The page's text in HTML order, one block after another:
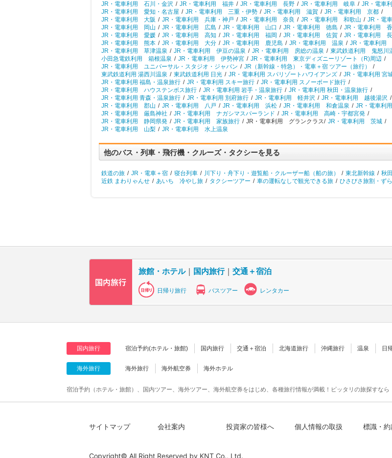
JR・電車利用 石川・金沢 / JR・電車利用 福井 / JR・電車利用 長野 / JR・電車利用 岐阜 / JR・電車
JR・電車利用 愛知・名古屋 / JR・電車利用 三重・伊勢 / JR・電車利用 滋賀 / JR・電車利用 京都 /
JR・電車利用 大阪 / JR・電車利用 兵庫・神戸 / JR・電車利用 奈良 / JR・電車利用 和歌山 / JR・電
JR・電車利用 岡山 / JR・電車利用 広島 / JR・電車利用 山口 / JR・電車利用 徳島 / JR・電車利用 香
JR・電車利用 愛媛 / JR・電車利用 高知 / JR・電車利用 福岡 / JR・電車利用 佐賀 / JR・電車利用
JR・電車利用 熊本 / JR・電車利用 大分 / JR・電車利用 鹿児島 / JR・電車利用 温泉 / JR・電車利用
JR・電車利用 草津温泉 / JR・電車利用 伊豆の温泉 / JR・電車利用 房総の温泉 / 東武鉄道利用 鬼怒川
小田急電鉄利用 箱根温泉 / JR・電車利用 伊勢神宮 / JR・電車利用 東京ディズニーリゾート（R)周辺 /
JR・電車利用 ユニバーサル・スタジオ・ジャパン / JR（新幹線・特急）・電車＋宿 ツアー（旅行）
/
東武鉄道利用 湯西川温泉 / 東武鉄道利用 日光 / JR・電車利用 スパリゾートハワイアンズ / JR・電車利用 宮
JR・電車利用 福島・温泉旅行 / JR・電車利用 スキー旅行 / JR・電車利用 スノーボード旅行 /
JR・電車利用 ハウステンボス旅行 / JR・電車利用 岩手・温泉旅行 / JR・電車利用 秋田・温泉旅行 /
JR・電車利用 青森・温泉旅行 / JR・電車利用 別府旅行 / JR・電車利用 軽井沢 / JR・電車利用 越後湯沢 /
JR・電車利用 郡山 / JR・電車利用 八戸 / JR・電車利用 浜松 / JR・電車利用 和倉温泉 / JR・電車利
JR・電車利用 厳島神社 / JR・電車利用 ナガシマスパーランド / JR・電車利用 高崎・宇都宮発 /
JR・電車利用 静岡県発 / JR・電車利用 家族旅行 / JR・電車利用 グランクラス/ JR・電車利用 茨城 /
JR・電車利用 山梨 / JR・電車利用 水上温泉
他のバス・列車・飛行機・クルーズ・タクシーを見る
鉄道の旅 / JR・電車＋宿 / 寝台列車 / 川下り・舟下り・遊覧船・クルーザー船（船の旅） / 東北新幹線 / 秋
近鉄 まわりゃんせ / あいち 冷やし旅 / タクシーツアー / 車の運転なしで観光できる旅 / ひさびさ旅割・ず
旅館・ホテル｜ 国内旅行｜ 交通＋宿泊
日帰り旅行 バスツアー レンタカー
国内旅行 宿泊予約(ホテル・旅館) 国内旅行 交通＋宿泊 北海道旅行 沖縄旅行 温泉 日
海外旅行 海外旅行 海外航空券 海外ホテル
宿泊予約（ホテル・旅館）、国内ツアー、海外ツアー、海外航空券をはじめ、各種旅行情報が満載！ピッタリの旅探すな
サイトマップ 会社案内 投資家の皆様へ 個人情報の取扱 標識・約
Copyright© All Right Reserved by KNT Co., Ltd.